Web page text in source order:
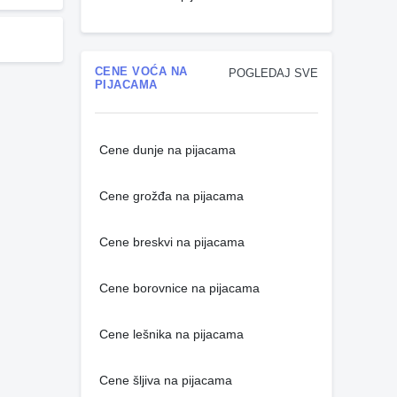
POGLEDAJ SVE
CENE VOĆA NA
PIJACAMA
Cene dunje na pijacama
Cene grožđa na pijacama
Cene breskvi na pijacama
Cene borovnice na pijacama
Cene lešnika na pijacama
Cene šljiva na pijacama